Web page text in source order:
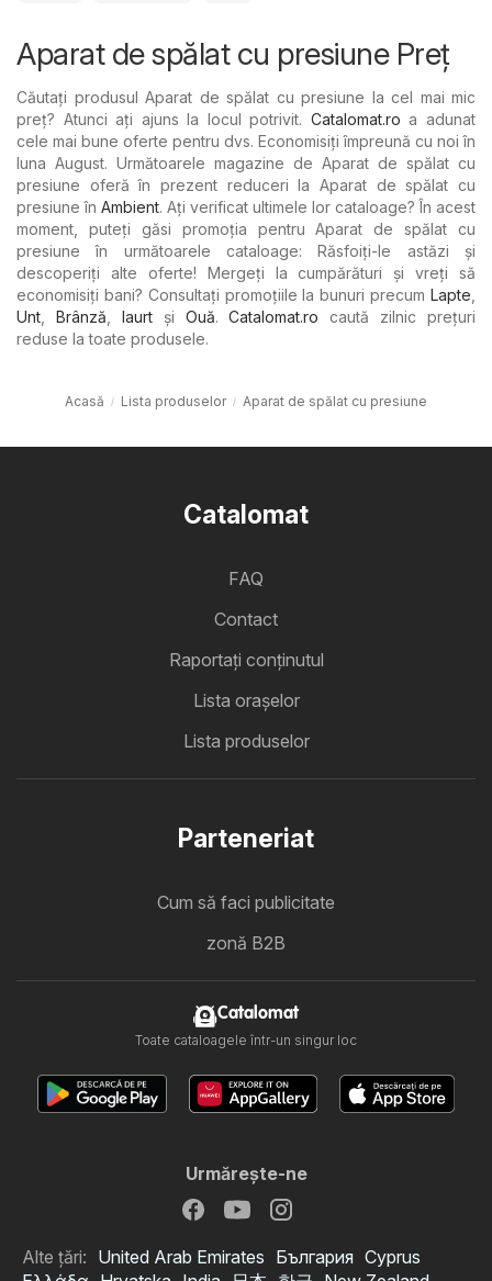
Aparat de spălat cu presiune Preț
Căutați produsul Aparat de spălat cu presiune la cel mai mic
preț? Atunci ați ajuns la locul potrivit. Catalomat.ro a adunat
cele mai bune oferte pentru dvs. Economisiți împreună cu noi în
luna August. Următoarele magazine de Aparat de spălat cu
presiune oferă în prezent reduceri la Aparat de spălat cu
presiune în Ambient. Ați verificat ultimele lor cataloage? În acest
moment, puteți găsi promoția pentru Aparat de spălat cu
presiune în următoarele cataloage: Răsfoiți-le astăzi și
descoperiți alte oferte! Mergeți la cumpărături și vreți să
economisiți bani? Consultați promoțiile la bunuri precum Lapte
Unt
Brânză Iaurtşi Ouă.Catalomat.ro caută zilnic prețuri
reduse la toate produsele.
Acasă Lista produselor Aparat de spălat cu presiune
Catalomat
FAQ
Contact
Raportați conținutul
Lista oraşelor
Lista produselor
Parteneriat
Cum să faci publicitate
zonă B2B
Catalomat
Toate cataloagele într-un singur loc
Urmăreşte-ne
Alte țări: United Arab Emirates България Cyprus